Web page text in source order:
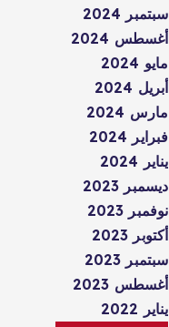
سبتمبر 2024
أغسطس 2024
مايو 2024
أبريل 2024
مارس 2024
فبراير 2024
يناير 2024
ديسمبر 2023
نوفمبر 2023
أكتوبر 2023
سبتمبر 2023
أغسطس 2023
يناير 2022